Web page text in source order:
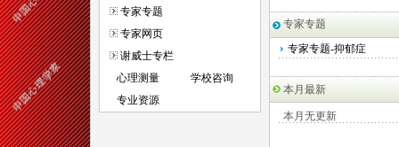
专家专题
专家网页
谢威士专栏
心理测量
学校咨询
专业资源
专家专题
专家专题-抑郁症
本月最新
本月无更新